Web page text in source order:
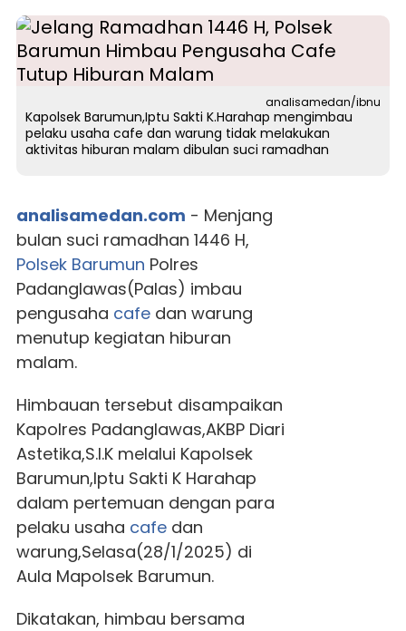
analisamedan/ibnu
Kapolsek Barumun,Iptu Sakti K.Harahap mengimbau
pelaku usaha cafe dan warung tidak melakukan
aktivitas hiburan malam dibulan suci ramadhan
analisamedan.com - Menjang
bulan suci ramadhan 1446 H,
Polsek Barumun Polres
Padanglawas(Palas) imbau
pengusaha cafedan warung
menutup kegiatan hiburan
malam.
Himbauan tersebut disampaikan
Kapolres Padanglawas,AKBP Diari
Astetika,S.I.K melalui Kapolsek
Barumun,Iptu Sakti K Harahap
dalam pertemuan dengan para
pelaku usaha cafedan
warung,Selasa(28/1/2025) di
Aula Mapolsek Barumun.
Dikatakan, himbau bersama